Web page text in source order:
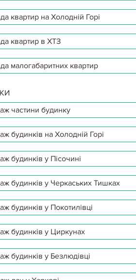
квартир на Холодній Горі
квартир в ХТЗ
малогабаритних квартир
частини будинку
будинків на Холодній Горі
будинків у Пісочині
будинків у Черкаських Тишках
будинків у Покотилівці
будинків у Циркунах
будинків у Безлюдівці